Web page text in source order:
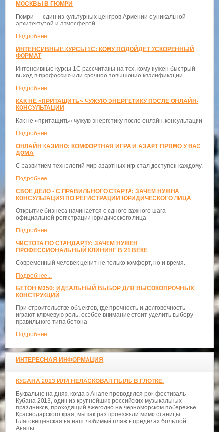
МОСКВЫ В ГЮМРИ
Гюмри — один из культурных центров Армении с уникальной
архитектурой и атмосферой.
Подробнее...
ИНТЕНСИВНЫЕ КУРСЫ 1С: КОМУ ПОДОЙДЁТ УСКОРЕННЫЙ
ФОРМАТ
Интенсивные курсы 1С рассчитаны на тех, кому нужен быстрый
выход в профессию или срочное повышение квалификации.
Подробнее...
КАК НЕ «ПРИТАЩИТЬ» ЧУЖУЮ ЭНЕРГЕТИКУ ПОСЛЕ ОНЛАЙН-
КОНСУЛЬТАЦИИ
Как не «притащить» чужую энергетику после онлайн-консультации
Подробнее...
ОНЛАЙН КАЗИНО: КОМФОРТНАЯ ИГРА И АЗАРТ ПРЯМО У ВАС
ДОМА
С развитием технологий мир азартных игр стал доступен каждому.
Подробнее...
СВОЁ ДЕЛО - С ПРАВИЛЬНОГО СТАРТА: ЗАЧЕМ НУЖНА
КОНСУЛЬТАЦИЯ ПО РЕГИСТРАЦИИ ЮРИДИЧЕСКОГО ЛИЦА
Открытие бизнеса начинается с одного важного шага —
официальной регистрации юридического лица
Подробнее...
ЧИСТОТА ПО СТАНДАРТУ: ЗАЧЕМ НУЖЕН
ПРОФЕССИОНАЛЬНЫЙ КЛИНИНГ В 21 ВЕКЕ
Современный человек ценит не только комфорт, но и время.
Подробнее...
БЕТОН М350: ИДЕАЛЬНЫЙ ВЫБОР ДЛЯ ВЫСОКОПРОЧНЫХ
КОНСТРУКЦИЙ
При строительстве объектов, где прочность и долговечность
играют ключевую роль, особое внимание стоит уделить выбору
правильного типа бетона.
Подробнее...
ИНТЕРЕСНАЯ ИНФОРМАЦИЯ
КУБАНА 2013 ИЛИ НЕЛАСКОВАЯ ПЫЛЬ В ГЛОТКЕ.
Буквально на днях, когда в Анапе проводился рок-фестиваль
Кубана 2013, один из крупнейших российских музыкальных
праздников, проходящий ежегодно на черноморском побережье
Краснодарского края, мы как раз проезжали мимо станицы
Благовещенская на наш любимый пляж в пределах большой
Анапы.